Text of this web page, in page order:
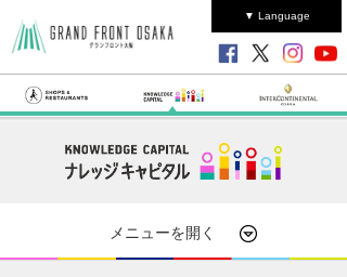
▼ Language
メニューを開く